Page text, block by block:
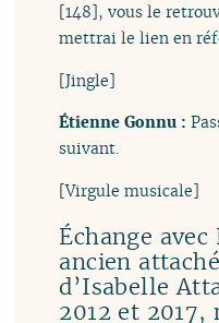
[148], vous le
mettrai le lien en
[Jingle]
Étienne Gonnu :
suivant.
[Virgule musicale]
Échange
ancien
d’Isabelle
2012 et